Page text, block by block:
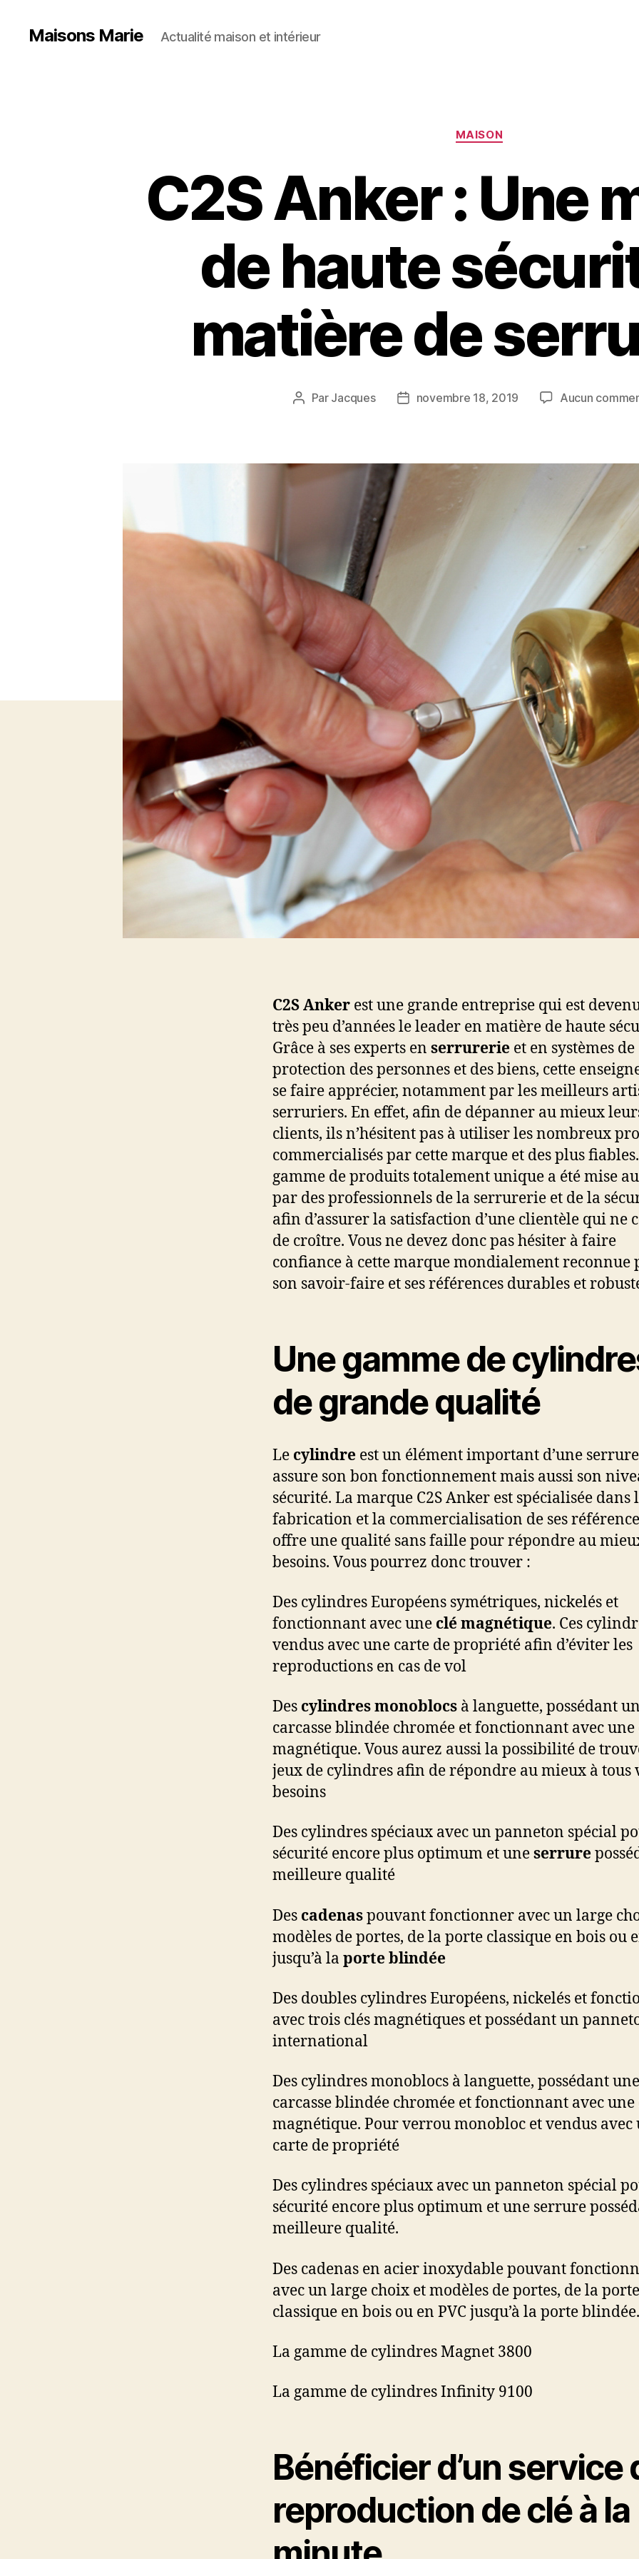
Maisons Marie Actualité maison et intérieur
Catégories
MAISON
C2S Anker : Une
de haute
matière de
Auteur
Par Jacques
Datenovembre 18, 2019 Aucun
C2S Anker est une grande entreprise qui est
très peu d’années le leader en matière de haute
Grâce à ses experts en serrurerie et en systèmes de
protection des personnes et des biens, cette
se faire apprécier, notamment par les meilleurs
serruriers. En effet, afin de dépanner au mieux
clients, ils n’hésitent pas à utiliser les nombreux
commercialisés par cette marque et des plus
gamme de produits totalement unique a été mise
par des professionnels de la serrurerie et de la
afin d’assurer la satisfaction d’une clientèle qui ne
de croître. Vous ne devez donc pas hésiter à faire
confiance à cette marque mondialement reconnue
son savoir-faire et ses références durables et
Une gamme de
de grande qualité
Le cylindre est un élément important d’une
assure son bon fonctionnement mais aussi son
sécurité. La marque C2S Anker est spécialisée dans
fabrication et la commercialisation de ses
offre une qualité sans faille pour répondre au
besoins. Vous pourrez donc trouver :
Des cylindres Européens symétriques, nickelés et
fonctionnant avec une clé magnétique. Ces
vendus avec une carte de propriété afin d’éviter les
reproductions en cas de vol
Des cylindres monoblocs à languette, possédant
carcasse blindée chromée et fonctionnant avec une
magnétique. Vous aurez aussi la possibilité de
jeux de cylindres afin de répondre au mieux à tous
besoins
Des cylindres spéciaux avec un panneton spécial
sécurité encore plus optimum et uneserrure
meilleure qualité
Des cadenaspouvant fonctionner avec un large
modèles de portes, de la porte classique en bois ou
jusqu’à la porte blindée
Des doubles cylindres Européens, nickelés et
avec trois clés magnétiques et possédant un
international
Des cylindres monoblocs à languette, possédant une
carcasse blindée chromée et fonctionnant avec une
magnétique. Pour verrou monobloc et vendus avec
carte de propriété
Des cylindres spéciaux avec un panneton spécial
sécurité encore plus optimum et une serrure
meilleure qualité.
Des cadenas en acier inoxydable pouvant
avec un large choix et modèles de portes, de la porte
classique en bois ou en PVC jusqu’à la porte blindée.
La gamme de cylindres Magnet 3800
La gamme de cylindres Infinity 9100
Bénéficier d’un service
reproduction de clé à la